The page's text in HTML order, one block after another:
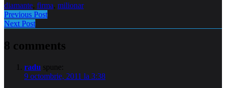
diamante, firma, milionar
Previous Post
Next Post
8 comments
radu spune:
9 octombrie, 2011 la 3:38